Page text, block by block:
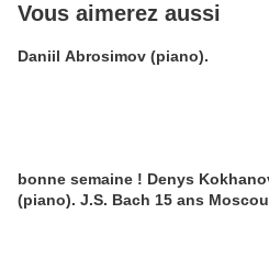
Vous aimerez aussi
Daniil Abrosimov (piano).
bonne semaine ! Denys Kokhanovsky
(piano). J.S. Bach 15 ans Moscou